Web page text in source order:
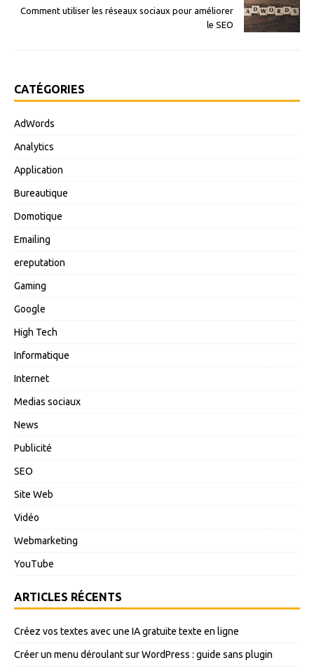
Comment utiliser les réseaux sociaux pour améliorer
le SEO
CATÉGORIES
AdWords
Analytics
Application
Bureautique
Domotique
Emailing
ereputation
Gaming
Google
High Tech
Informatique
Internet
Medias sociaux
News
Publicité
SEO
Site Web
Vidéo
Webmarketing
YouTube
ARTICLES RÉCENTS
Créez vos textes avec une IA gratuite texte en ligne
Créer un menu déroulant sur WordPress : guide sans plugin